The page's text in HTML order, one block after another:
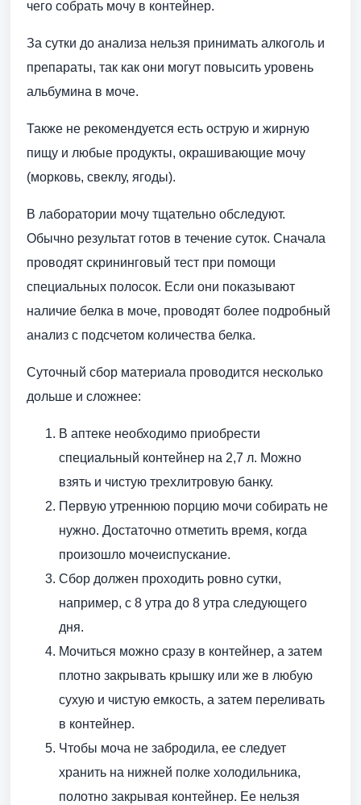
чего собрать мочу в контейнер.
За сутки до анализа нельзя принимать алкоголь и
препараты, так как они могут повысить уровень
альбумина в моче.
Также не рекомендуется есть острую и жирную
пищу и любые продукты, окрашивающие мочу
(морковь, свеклу, ягоды).
В лаборатории мочу тщательно обследуют.
Обычно результат готов в течение суток. Сначала
проводят скрининговый тест при помощи
специальных полосок. Если они показывают
наличие белка в моче, проводят более подробный
анализ с подсчетом количества белка.
Суточный сбор материала проводится несколько
дольше и сложнее:
В аптеке необходимо приобрести
специальный контейнер на 2,7 л. Можно
взять и чистую трехлитровую банку.
Первую утреннюю порцию мочи собирать не
нужно. Достаточно отметить время, когда
произошло мочеиспускание.
Сбор должен проходить ровно сутки,
например, с 8 утра до 8 утра следующего
дня.
Мочиться можно сразу в контейнер, а затем
плотно закрывать крышку или же в любую
сухую и чистую емкость, а затем переливать
в контейнер.
Чтобы моча не забродила, ее следует
хранить на нижней полке холодильника,
полотно закрывая контейнер. Ее нельзя